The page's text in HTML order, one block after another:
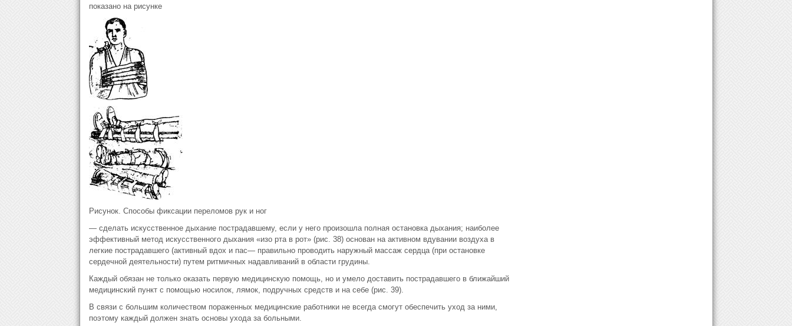
показано на рисунке
Рисунок. Способы фиксации переломов рук и ног
— сделать искусственное дыхание пострадавшему, если у него произошла полная остановка дыхания; наиболее
эффективный метод искусственного дыхания «изо рта в рот» (рис. 38) основан на активном вдувании воздуха в
легкие пострадавшего (активный вдох и пас— правильно проводить наружный массаж сердца (при остановке
сердечной деятельности) путем ритмичных надавливаний в области грудины.
Каждый обязан не только оказать первую медицинскую помощь, но и умело доставить пострадавшего в ближайший
медицинский пункт с помощью носилок, лямок, подручных средств и на себе (рис. 39).
В связи с большим количеством пораженных медицинские работники не всегда смогут обеспечить уход за ними,
поэтому каждый должен знать основы ухода за больными.